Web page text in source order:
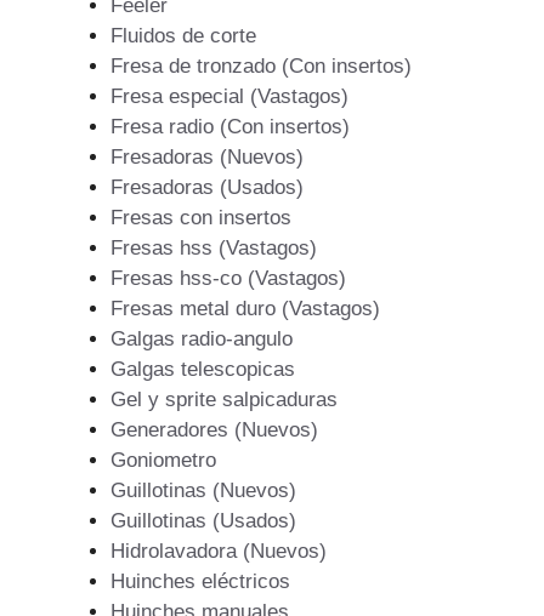
Feeler
Fluidos de corte
Fresa de tronzado (Con insertos)
Fresa especial (Vastagos)
Fresa radio (Con insertos)
Fresadoras (Nuevos)
Fresadoras (Usados)
Fresas con insertos
Fresas hss (Vastagos)
Fresas hss-co (Vastagos)
Fresas metal duro (Vastagos)
Galgas radio-angulo
Galgas telescopicas
Gel y sprite salpicaduras
Generadores (Nuevos)
Goniometro
Guillotinas (Nuevos)
Guillotinas (Usados)
Hidrolavadora (Nuevos)
Huinches eléctricos